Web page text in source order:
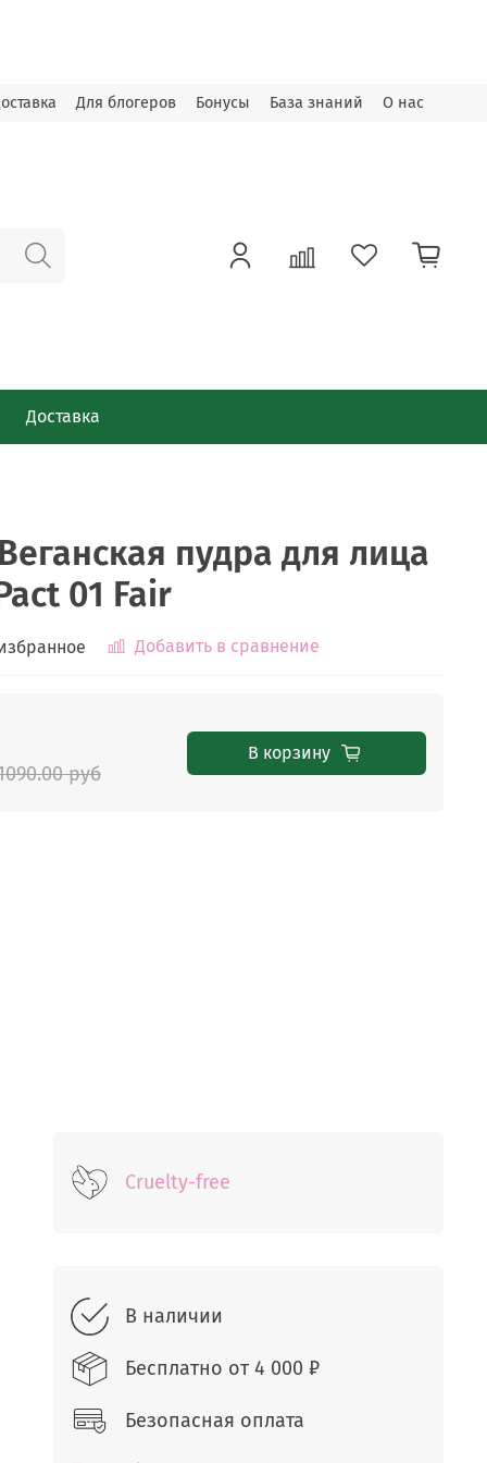
Для блогеров Бонусы База знаний О нас
Доставка
Веганская пудра для лица
01 Fair
Добавить в сравнение
руб
В корзину
Cruelty-free
В наличии
Бесплатно от 4 000 ₽
Безопасная оплата